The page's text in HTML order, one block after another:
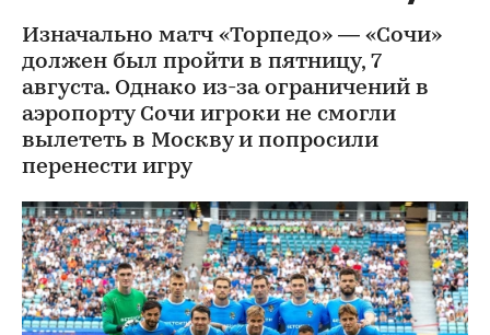
Изначально матч «Торпедо» — «Сочи»
должен был пройти в пятницу, 7
августа. Однако из-за ограничений в
аэропорту Сочи игроки не смогли
вылететь в Москву и попросили
перенести игру